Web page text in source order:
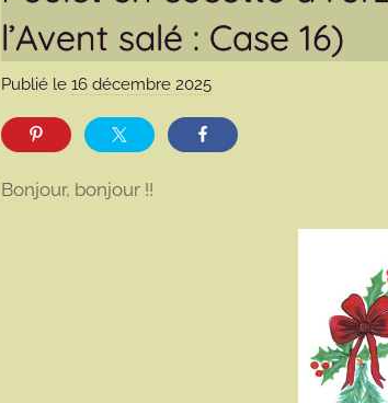
l’Avent salé : Case 16)
Publié le 16 décembre 2025p
Bonjour, bonjour !!